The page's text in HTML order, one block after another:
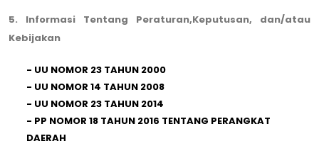
5. Informasi Tentang Peraturan,Keputusan, dan/atau
Kebijakan
- UU NOMOR 23 TAHUN 2000
- UU NOMOR 14 TAHUN 2008
- UU NOMOR 23 TAHUN 2014
- PP NOMOR 18 TAHUN 2016 TENTANG PERANGKAT
DAERAH